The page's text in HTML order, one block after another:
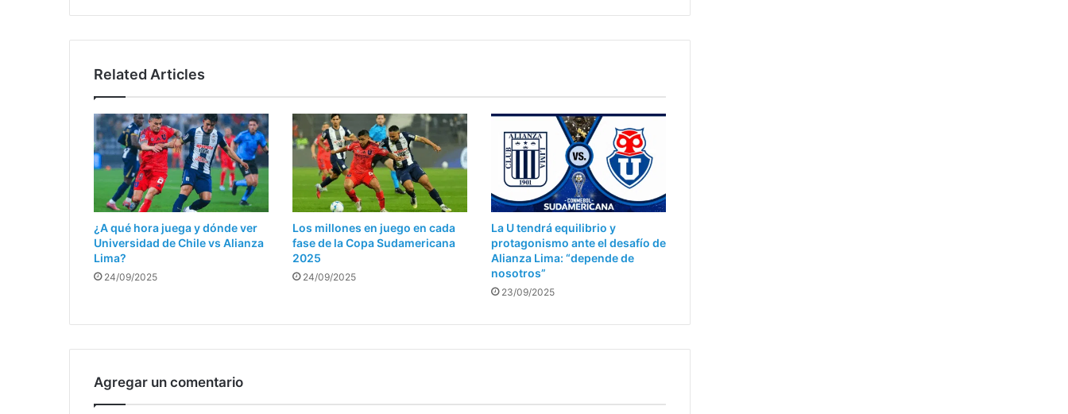
Related Articles
¿A qué hora juega y dónde ver
Universidad de Chile vs Alianza
Lima?
24/09/2025
Los millones en juego en cada
fase de la Copa Sudamericana
2025
24/09/2025
La U tendrá equilibrio y
protagonismo ante el desafío de
Alianza Lima: “depende de
nosotros”
23/09/2025
Agregar un comentario